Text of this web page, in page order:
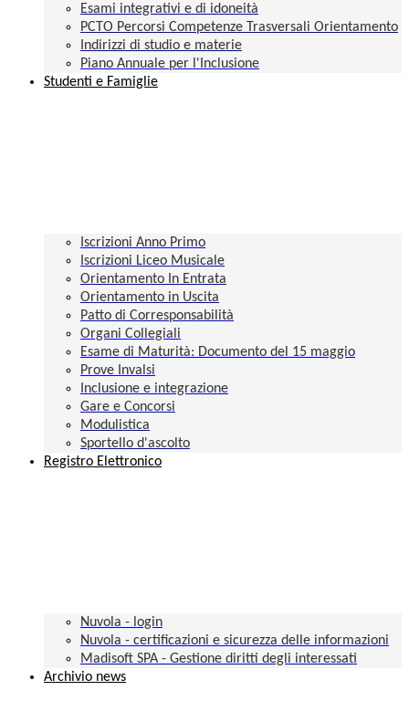
Esami integrativi e di idoneità
PCTO Percorsi Competenze Trasversali Orientamento
Indirizzi di studio e materie
Piano Annuale per l'Inclusione
Studenti e Famiglie
Iscrizioni Anno Primo
Iscrizioni Liceo Musicale
Orientamento In Entrata
Orientamento in Uscita
Patto di Corresponsabilità
Organi Collegiali
Esame di Maturità: Documento del 15 maggio
Prove Invalsi
Inclusione e integrazione
Gare e Concorsi
Modulistica
Sportello d'ascolto
Registro Elettronico
Nuvola - login
Nuvola - certificazioni e sicurezza delle informazioni
Madisoft SPA - Gestione diritti degli interessati
Archivio news